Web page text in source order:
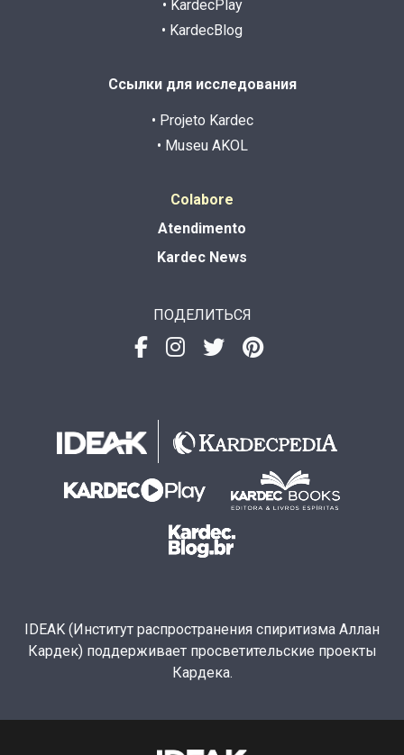
• KardecPlay
• KardecBlog
Ссылки для исследования
• Projeto Kardec
• Museu AKOL
Colabore
Atendimento
Kardec News
ПОДЕЛИТЬСЯ
IDEAK (Институт распространения спиритизма Аллан
Кардек) поддерживает просветительские проекты
Кардека.